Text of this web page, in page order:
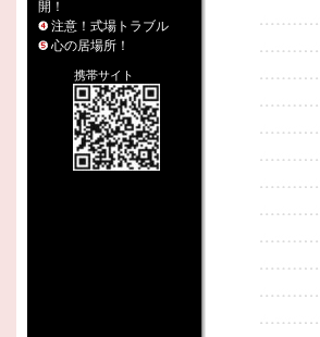
開！
注意！式場トラブル
心の居場所！
携帯サイト